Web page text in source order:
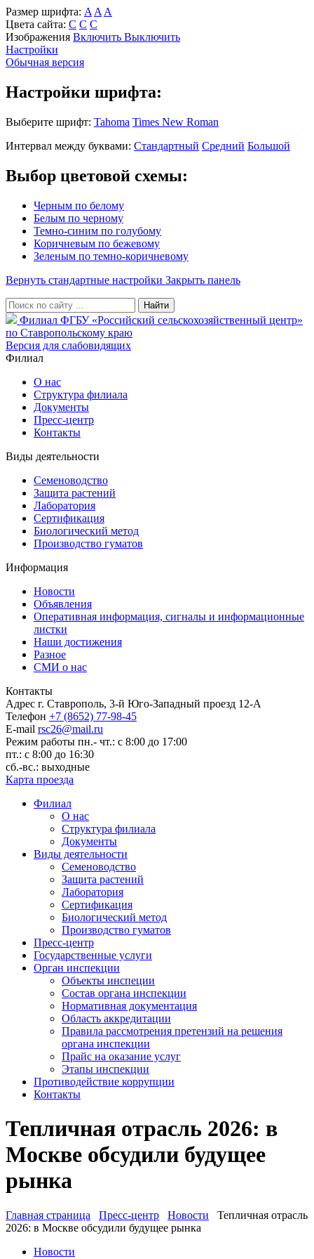
Размер шрифта: A A A
Цвета сайта: С С С
Изображения Включить Выключить
Настройки
Обычная версия
Настройки шрифта:
Выберите шрифт: Tahoma Times New Roman
Интервал между буквами: Стандартный Средний Большой
Выбор цветовой схемы:
Черным по белому
Белым по черному
Темно-синим по голубому
Коричневым по бежевому
Зеленым по темно-коричневому
Вернуть стандартные настройки Закрыть панель
Найти
Филиал ФГБУ «Российский сельскохозяйственный центр»
по Ставропольскому краю
Версия для слабовидящих
Филиал
О нас
Структура филиала
Документы
Пресс-центр
Контакты
Виды деятельности
Семеноводство
Защита растений
Лаборатория
Сертификация
Биологический метод
Производство гуматов
Информация
Новости
Объявления
Оперативная информация, сигналы и информационные
листки
Наши достижения
Разное
СМИ о нас
Контакты
Адрес г. Ставрополь, 3-й Юго-Западный проезд 12-А
Телефон +7 (8652) 77-98-45
E-mail rsc26@mail.ru
Режим работы пн.- чт.: с 8:00 до 17:00
пт.: с 8:00 до 16:30
сб.-вс.: выходные
Карта проезда
Филиал
О нас
Структура филиала
Документы
Виды деятельности
Семеноводство
Защита растений
Лаборатория
Сертификация
Биологический метод
Производство гуматов
Пресс-центр
Государственные услуги
Орган инспекции
Объекты инспеции
Состав органа инспекции
Нормативная документация
Область аккредитации
Правила рассмотрения претензий на решения
органа инспекции
Прайс на оказание услуг
Этапы инспекции
Противодействие коррупции
Контакты
Тепличная отрасль 2026: в
Москве обсудили будущее
рынка
Главная страница Пресс-центр Новости
Тепличная отрасль
2026: в Москве обсудили будущее рынка
Новости